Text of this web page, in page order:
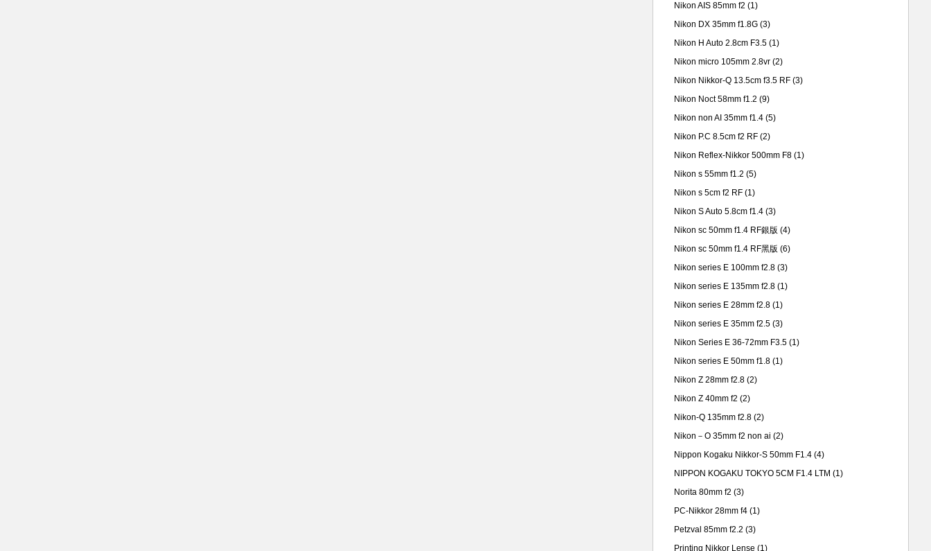
Nikon AIS 85mm f2 (1)
Nikon DX 35mm f1.8G (3)
Nikon H Auto 2.8cm F3.5 (1)
Nikon micro 105mm 2.8vr (2)
Nikon Nikkor-Q 13.5cm f3.5 RF (3)
Nikon Noct 58mm f1.2 (9)
Nikon non AI 35mm f1.4 (5)
Nikon P.C 8.5cm f2 RF (2)
Nikon Reflex-Nikkor 500mm F8 (1)
Nikon s 55mm f1.2 (5)
Nikon s 5cm f2 RF (1)
Nikon S Auto 5.8cm f1.4 (3)
Nikon sc 50mm f1.4 RF銀版 (4)
Nikon sc 50mm f1.4 RF黑版 (6)
Nikon series E 100mm f2.8 (3)
Nikon series E 135mm f2.8 (1)
Nikon series E 28mm f2.8 (1)
Nikon series E 35mm f2.5 (3)
Nikon Series E 36-72mm F3.5 (1)
Nikon series E 50mm f1.8 (1)
Nikon Z 28mm f2.8 (2)
Nikon Z 40mm f2 (2)
Nikon-Q 135mm f2.8 (2)
Nikon－O 35mm f2 non ai (2)
Nippon Kogaku Nikkor-S 50mm F1.4 (4)
NIPPON KOGAKU TOKYO 5CM F1.4 LTM (1)
Norita 80mm f2 (3)
PC-Nikkor 28mm f4 (1)
Petzval 85mm f2.2 (3)
Printing Nikkor Lense (1)